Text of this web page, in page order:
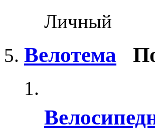
Личный
Велотема